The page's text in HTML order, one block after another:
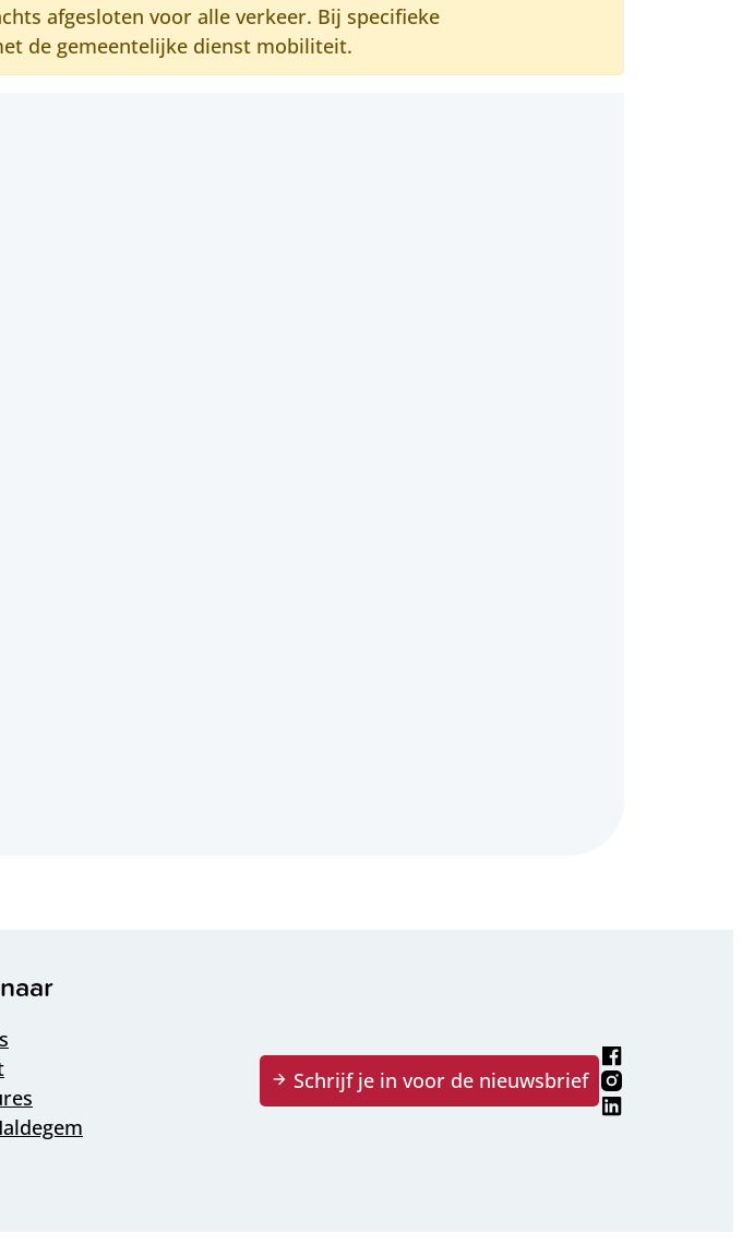
afgesloten voor alle verkeer. Bij specifieke
de gemeentelijke dienst mobiliteit.
Schrijf je in voor de nieuwsbrief Facebook
Instagram
LinkedIn